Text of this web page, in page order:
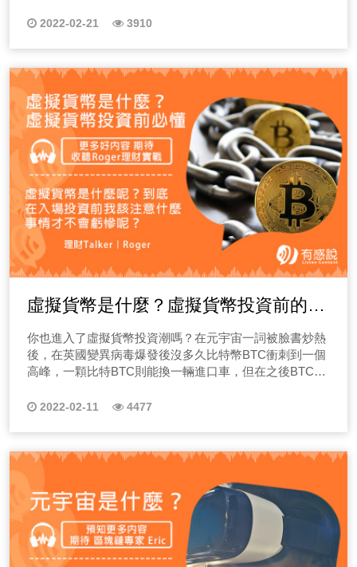
3月份是否加息50個基點，美聯儲還是拿“看通脹”來搪塞。
2022-02-21 3910
虛擬貨幣是什麼？虛擬貨幣投資前的進
場須知！
你也進入了虛擬貨幣投資潮嗎？在元宇宙一詞被臉書炒熱
後，在英國變異病毒爆發後沒多久比特幣BTC衝刺到一個
高峰，一顆比特BTC則能換一輛進口車，但在之後BTC則
虛擬貨幣投資熱潮又稍稍降溫，直至臉書宣布元宇宙與
2022-02-11 4477